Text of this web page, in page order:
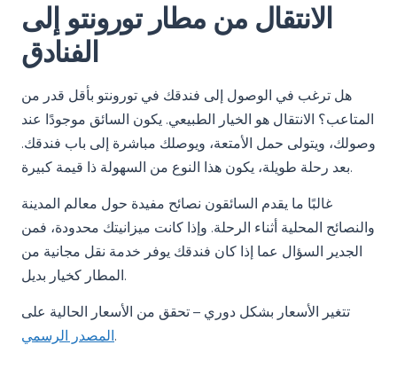
الانتقال من مطار تورونتو إلى
الفنادق
هل ترغب في الوصول إلى فندقك في تورونتو بأقل قدر من
المتاعب؟ الانتقال هو الخيار الطبيعي. يكون السائق موجودًا عند
وصولك، ويتولى حمل الأمتعة، ويوصلك مباشرة إلى باب فندقك.
بعد رحلة طويلة، يكون هذا النوع من السهولة ذا قيمة كبيرة.
غالبًا ما يقدم السائقون نصائح مفيدة حول معالم المدينة
والنصائح المحلية أثناء الرحلة. وإذا كانت ميزانيتك محدودة، فمن
الجدير السؤال عما إذا كان فندقك يوفر خدمة نقل مجانية من
المطار كخيار بديل.
تتغير الأسعار بشكل دوري – تحقق من الأسعار الحالية على
المصدر الرسمي.